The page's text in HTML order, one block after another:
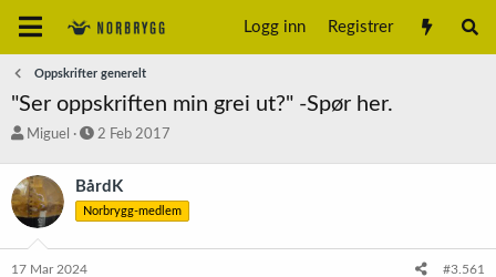
Logg inn Registrer
Oppskrifter generelt
"Ser oppskriften min grei ut?" -Spør her.
T
å
d
s
a
Miguel
S
r
t
a
2 Feb 2017
BårdK
Norbrygg-medlem
17 Mar 2024 #3.561